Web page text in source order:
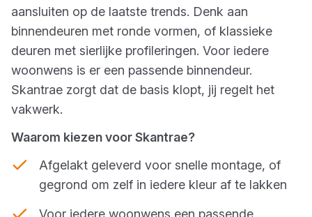
aansluiten op de laatste trends. Denk aan
binnendeuren met ronde vormen, of klassieke
deuren met sierlijke profileringen. Voor iedere
woonwens is er een passende binnendeur.
Skantrae zorgt dat de basis klopt, jij regelt het
vakwerk.
Waarom kiezen voor Skantrae?
Afgelakt geleverd voor snelle montage, of
gegrond om zelf in iedere kleur af te lakken
Voor iedere woonwens een passende